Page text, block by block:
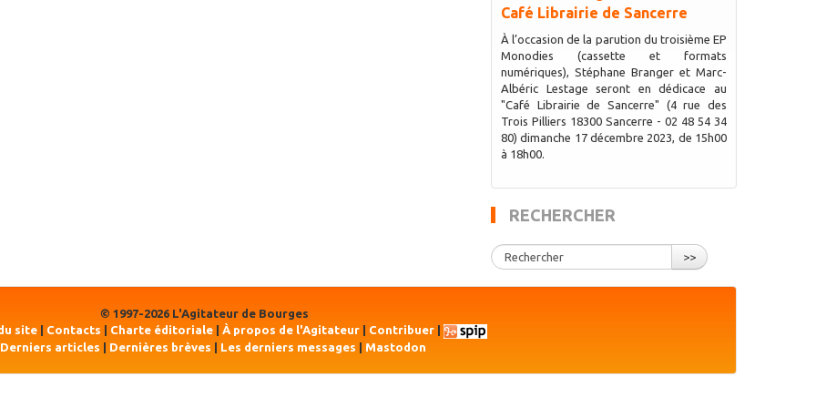
Café Librairie de Sancerre
À l’occasion de la parution du troisième EP
Monodies (cassette et formats
numériques), Stéphane Branger et Marc-
Albéric Lestage seront en dédicace au
"Café Librairie de Sancerre" (4 rue des
Trois Pilliers 18300 Sancerre - 02 48 54 34
80) dimanche 17 décembre 2023, de 15h00
à 18h00.
RECHERCHER
>>
© 1997-2026 L'Agitateur de Bourges
site Contacts Charte éditoriale À propos de l'Agitateur Contribuer
Derniers articles | Dernières brèves | Les derniers messages | Mastodon